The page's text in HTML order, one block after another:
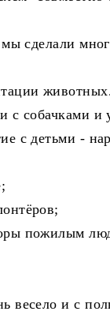
сделали
с собачками
с детьми -
пожилым
весело и с